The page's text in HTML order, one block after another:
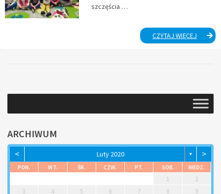
szczęścia …
CZYTAJ WIĘCEJ
ARCHIWUM
< Luty 2020 ▼ >
PON. WT. ŚR. CZW. PT. SOB. NIEDZ.
1
2
3
4 5 6 7 8
9